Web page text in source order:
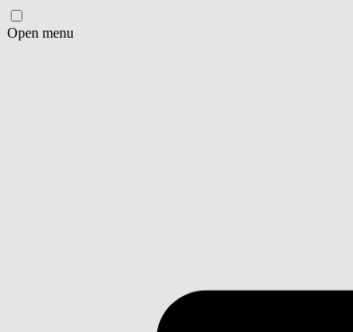
Open menu